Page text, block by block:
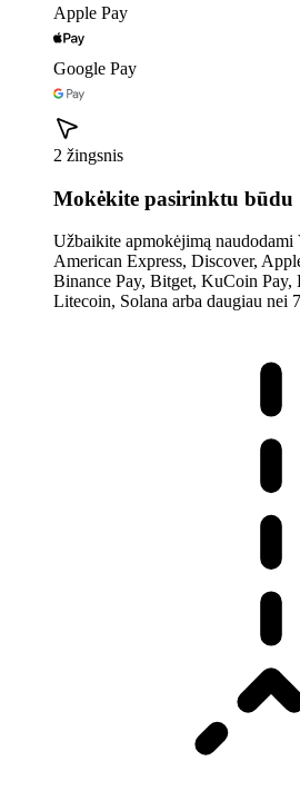
Apple Pay
Google Pay
2 žingsnis
Mokėkite pasirinktu būdu
Užbaikite apmokėjimą naudodami
American Express, Discover,
Binance Pay, Bitget, KuCoin
Litecoin, Solana arba daugiau nei